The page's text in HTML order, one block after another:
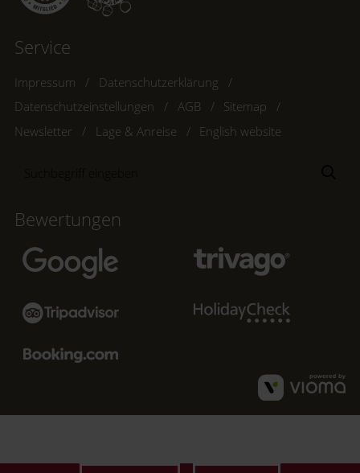
Service
Impressum
Datenschutzerklärung
Datenschutzeinstellungen
AGB
Sitemap
Newsletter
Lage & Anreise English website
Bewertungen